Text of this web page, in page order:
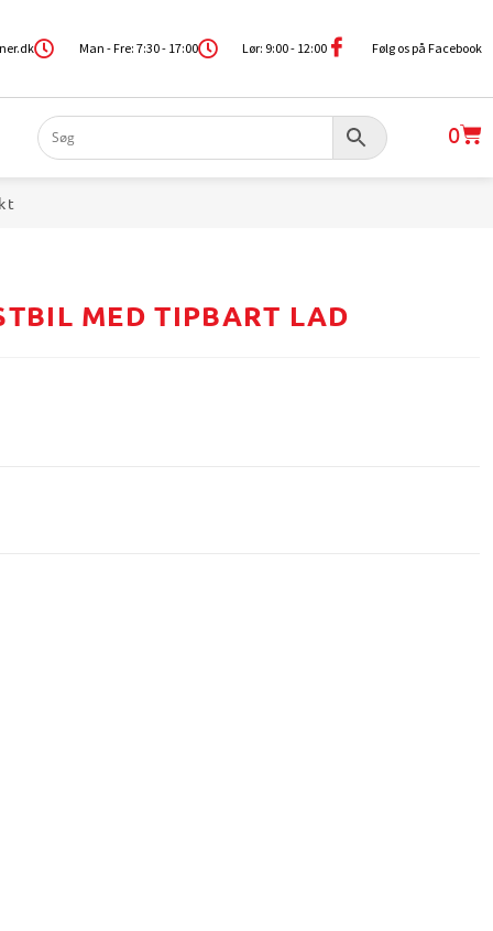
Man - Fre: 7:30 - 17:00 Lør: 9:00 - 12:00 Følg os på Facebook
0
MED TIPBART LAD